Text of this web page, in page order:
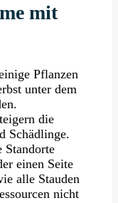
mit
Pflanzen
unter dem
die
Schädlinge.
Standorte
einen Seite
alle Stauden
nicht